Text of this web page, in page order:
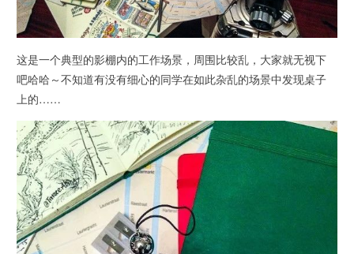
这是一个典型的影棚内的工作场景，周围比较乱，大家就无视下
吧哈哈～不知道有没有细心的同学在如此杂乱的场景中发现桌子
上的……